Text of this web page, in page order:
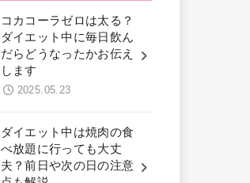
コカコーラゼロは太る？
ダイエット中に毎日飲ん
だらどうなったかお伝え
します
2025.05.23
ダイエット中は焼肉の食
べ放題に行っても大丈
夫？前日や次の日の注意